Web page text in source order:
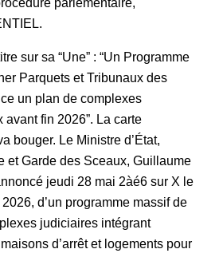
sur sa “Une” : “Un Programme
Parquets et Tribunaux des
un plan de complexes
fin 2026”. La carte
bouger. Le Ministre d’État,
et Garde des Sceaux, Guillaume
jeudi 28 mai 2àé6 sur X le
d’un programme massif de
judiciaires intégrant
d’arrêt et logements pour